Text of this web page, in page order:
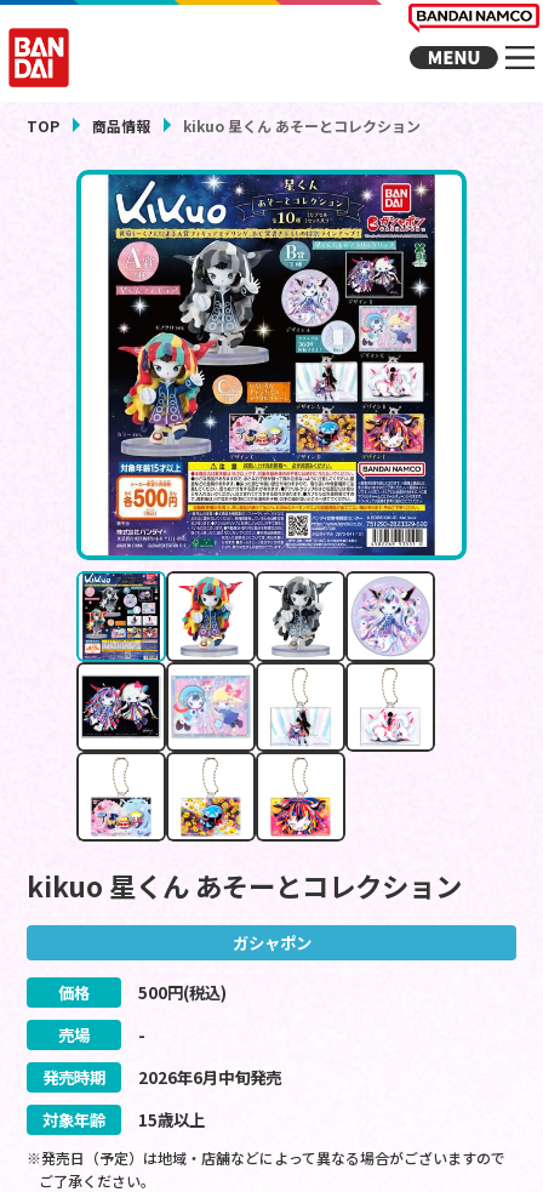
TOP 商品情報 kikuo 星くん あそーとコレクション
kikuo 星くん あそーとコレクション
ガシャポン
価格 500円(税込)
売場
-
発売時期
2026年6月中旬発売
対象年齢
15歳以上
※発売日（予定）は地域・店舗などによって異なる場合がございますので
ご了承ください。